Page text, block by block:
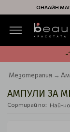
ОНЛАЙН
-
Мезотерапия
АМПУЛИ ЗА
Сортирай по: